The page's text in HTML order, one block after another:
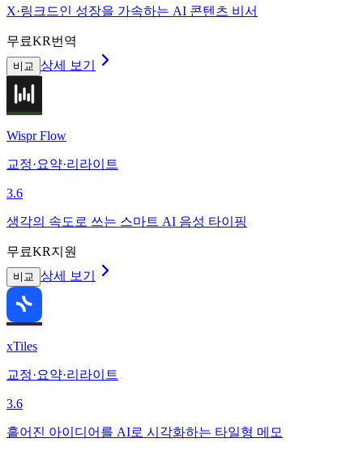
X·링크드인 성장을 가속하는 AI 콘텐츠 비서
무료KR번역
비교 상세 보기
Wispr Flow
교정·요약·리라이트
3.6
생각의 속도로 쓰는 스마트 AI 음성 타이핑
무료KR지원
비교 상세 보기
xTiles
교정·요약·리라이트
3.6
흩어진 아이디어를 AI로 시각화하는 타일형 메모